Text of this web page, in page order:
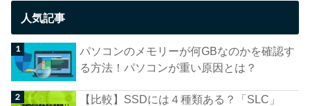
人気記事
パソコンのメモリーが何GBなのかを確認す
る方法！パソコンが重い原因とは？
【比較】SSDには４種類ある？「SLC」